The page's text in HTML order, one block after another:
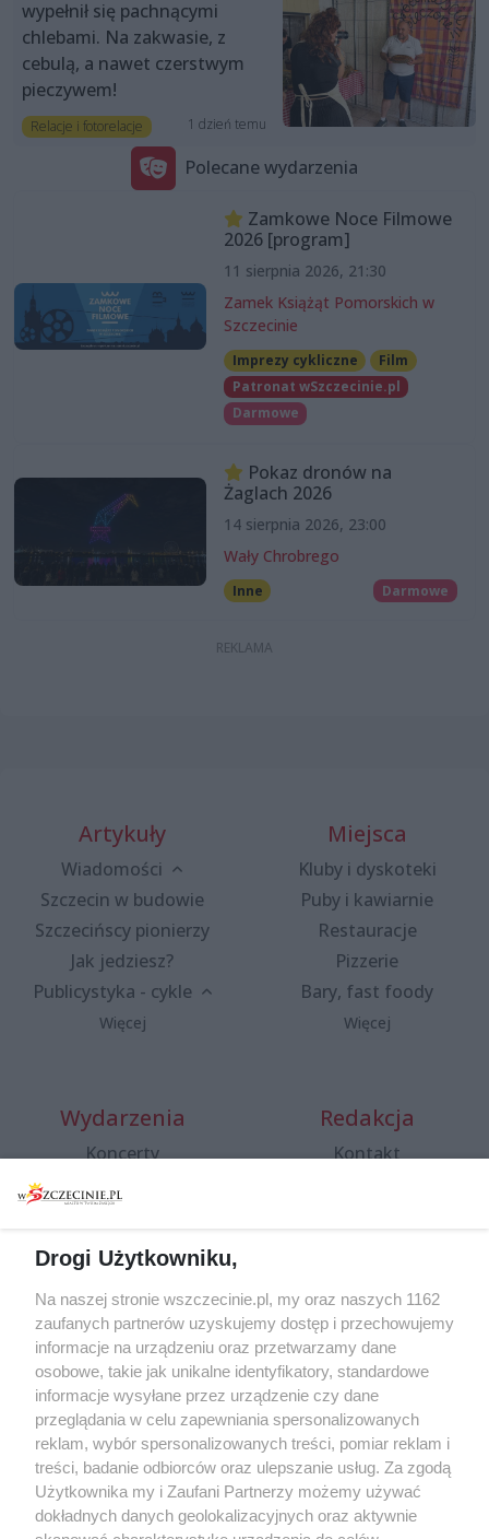
wypełnił się pachnącymi
chlebami. Na zakwasie, z
cebulą, a nawet czerstwym
pieczywem!
Relacje i fotorelacje 1 dzień temu
Polecane wydarzenia
Zamkowe Noce Filmowe
2026 [program]
11 sierpnia 2026, 21:30
Zamek Książąt Pomorskich w
Szczecinie
Imprezy cykliczne
Film
Patronat wSzczecinie.pl
Darmowe
Pokaz dronów na
Żaglach 2026
14 sierpnia 2026, 23:00
Wały Chrobrego
Inne Darmowe
Artykuły
Wiadomości
Szczecin w budowie
Szczecińscy pionierzy
Jak jedziesz?
Publicystyka - cykle
Więcej
Miejsca
Kluby i dyskoteki
Puby i kawiarnie
Restauracje
Pizzerie
Bary, fast foody
Więcej
Wydarzenia
Koncerty
Jarmarki, festyny, pchle
targi
Wernisaże
Więcej
Redakcja
Kontakt
Specjalny koncert z okazji
20. urodzin portalu
wSzczecinie.pl
Regulamin konkursów
śniadaniówka "Hej
Szczecin! Jest piątek!"
Partnerzy
Drogi Użytkowniku,
Na naszej stronie wszczecinie.pl, my oraz naszych 1162
zaufanych partnerów uzyskujemy dostęp i przechowujemy
informacje na urządzeniu oraz przetwarzamy dane
osobowe, takie jak unikalne identyfikatory, standardowe
informacje wysyłane przez urządzenie czy dane
przeglądania w celu zapewniania spersonalizowanych
reklam, wybór spersonalizowanych treści, pomiar reklam i
treści, badanie odbiorców oraz ulepszanie usług. Za zgodą
Użytkownika my i Zaufani Partnerzy możemy używać
dokładnych danych geolokalizacyjnych oraz aktywnie